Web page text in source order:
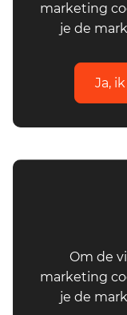
marketing
je de
Ja,
Om de
marketing
je de